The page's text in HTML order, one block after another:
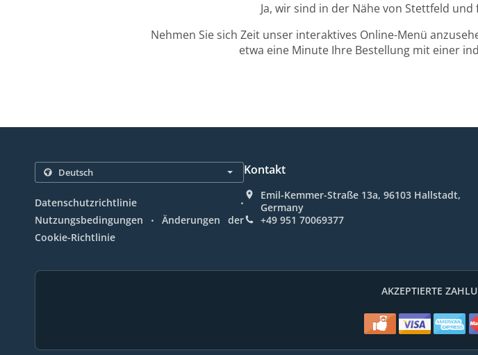
Ja, wir sind in der Nähe von Stettfeld
Nehmen Sie sich Zeit unser interaktives Online-Menü
etwa eine Minute Ihre Bestellung mit einer
Datenschutzrichtlinie .
Nutzungsbedingungen .
Änderungen der
Cookie-Richtlinie
Kontakt
Emil-Kemmer-Straße 13a, 96103 Hallstadt,
Germany
+49 951 70069377
AKZEPTIERTE